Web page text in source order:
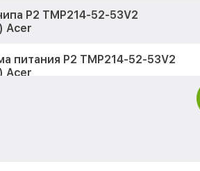
P2 TMP214-52-53V2
Acer
питания P2 TMP214-52-53V2
Acer